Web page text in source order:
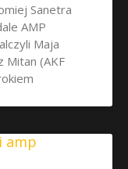
Sanetra
AMP
Maja
Mitan (AKF